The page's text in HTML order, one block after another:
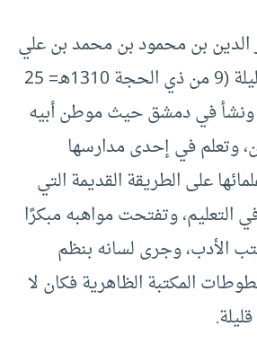
بن محمود بن محمد بن علي
فارس الزركلي في ليلة (9 من ذي الحجة 1310هـ= 25
1893م)، ونشأ في دمشق حيث موطن أبيه
وتعلم في إحدى مدارسها
على الطريقة القديمة التي
التعليم، وتفتحت مواهبه مبكرًا
الأدب، وجرى لسانه بنظم
المكتبة الظاهرية فكان لا